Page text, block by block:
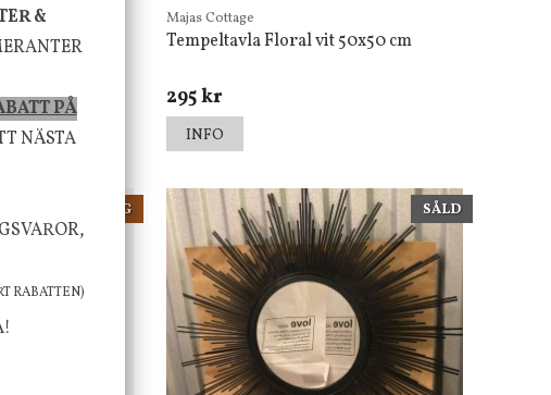
-
avhämtning
Majas Cottage
Tempeltavla Floral vit 50x50 cm
295 kr
INFO
UNIKA TING SÅLD
&
PÅ
NÄSTA
RABATTEN)